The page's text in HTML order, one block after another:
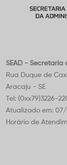
SEAD - Secretaria
Rua Duque de
Aracaju - SE
Tel: (0xx79)3226-
Atualizado em: 07/
Horário de